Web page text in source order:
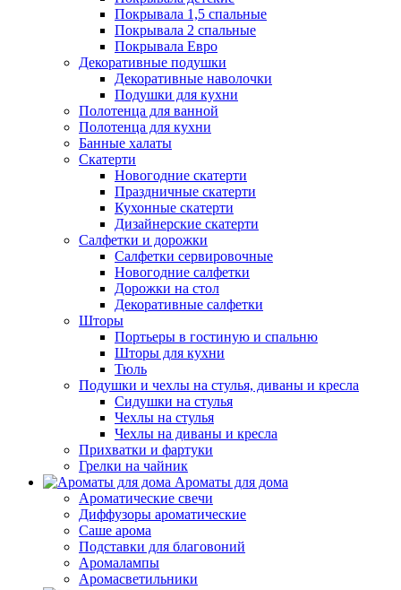
Покрывала 1,5 спальные
Покрывала 2 спальные
Покрывала Евро
Декоративные подушки
Декоративные наволочки
Подушки для кухни
Полотенца для ванной
Полотенца для кухни
Банные халаты
Скатерти
Новогодние скатерти
Праздничные скатерти
Кухонные скатерти
Дизайнерские скатерти
Салфетки и дорожки
Салфетки сервировочные
Новогодние салфетки
Дорожки на стол
Декоративные салфетки
Шторы
Портьеры в гостиную и спальню
Шторы для кухни
Тюль
Подушки и чехлы на стулья, диваны и кресла
Сидушки на стулья
Чехлы на стулья
Чехлы на диваны и кресла
Прихватки и фартуки
Грелки на чайник
Ароматы для дома
Ароматические свечи
Диффузоры ароматические
Саше арома
Подставки для благовоний
Аромалампы
Аромасветильники